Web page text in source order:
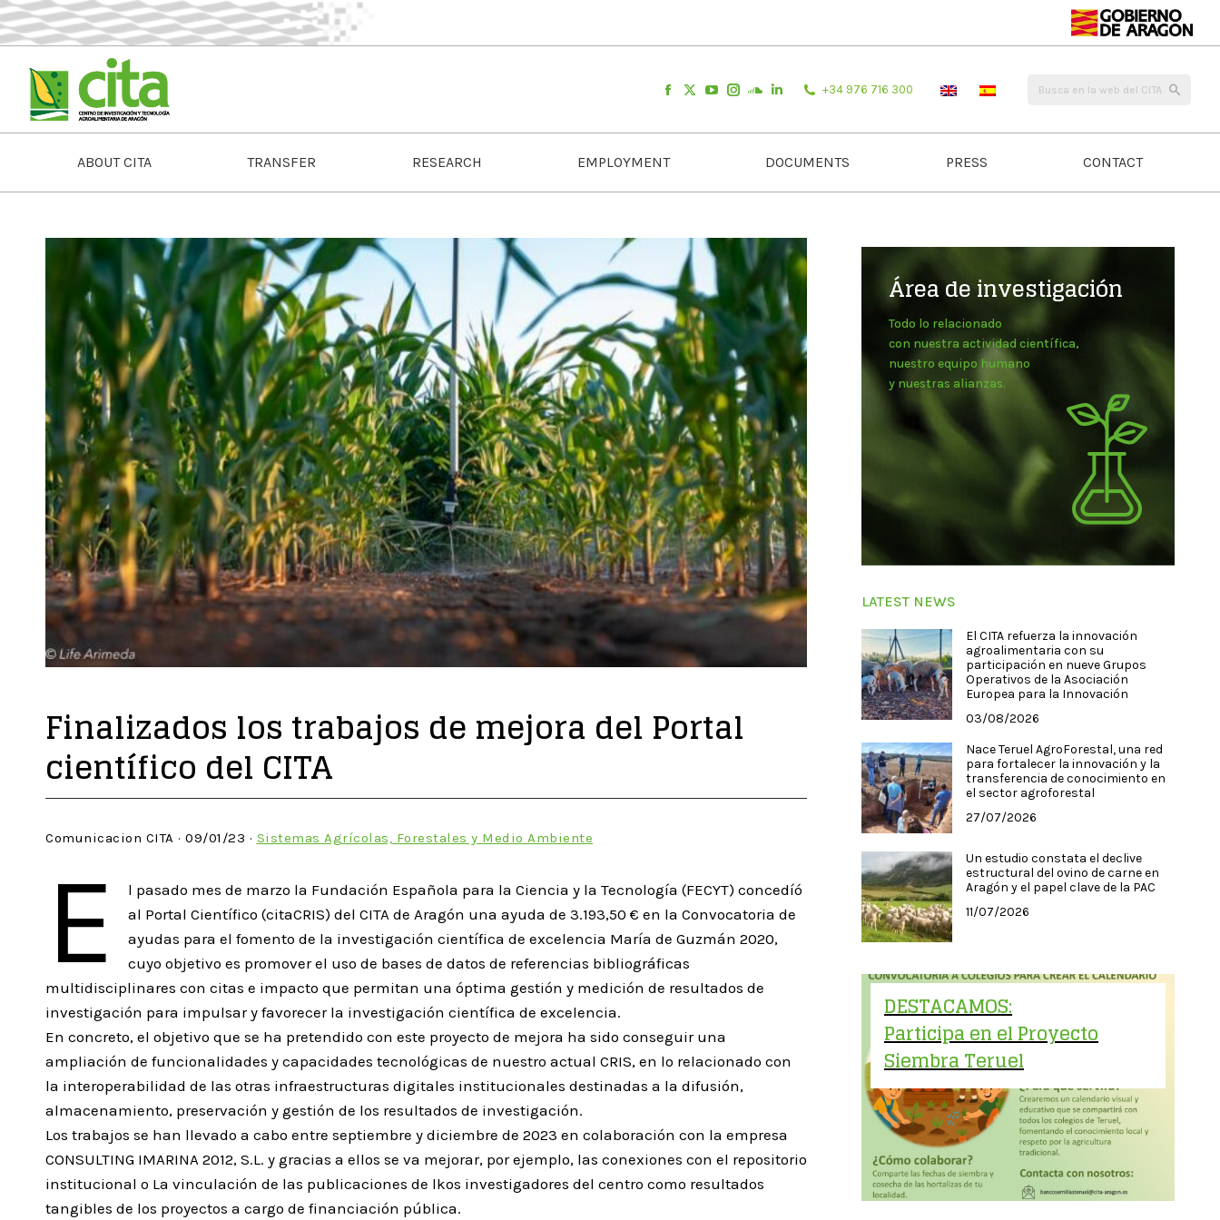
+34 976 716 300
ABOUT CITA TRANSFER RESEARCH EMPLOYMENT DOCUMENTS PRESS CONTACT
Finalizados los trabajos de mejora del Portal
científico del CITA
Comunicacion CITA · 09/01/23 · Sistemas Agrícolas, Forestales y Medio Ambiente
E
l pasado mes de marzo la Fundación Española para la Ciencia y la Tecnología (FECYT) concedíó
al Portal Científico (citaCRIS) del CITA de Aragón una ayuda de 3.193,50 € en la Convocatoria de
ayudas para el fomento de la investigación científica de excelencia María de Guzmán 2020,
cuyo objetivo es promover el uso de bases de datos de referencias bibliográficas
multidisciplinares con citas e impacto que permitan una óptima gestión y medición de resultados de
investigación para impulsar y favorecer la investigación científica de excelencia.
En concreto, el objetivo que se ha pretendido con este proyecto de mejora ha sido conseguir una
ampliación de funcionalidades y capacidades tecnológicas de nuestro actual CRIS, en lo relacionado con
la interoperabilidad de las otras infraestructuras digitales institucionales destinadas a la difusión,
almacenamiento, preservación y gestión de los resultados de investigación.
Los trabajos se han llevado a cabo entre septiembre y diciembre de 2023 en colaboración con la empresa
CONSULTING IMARINA 2012, S.L. y gracias a ellos se va mejorar, por ejemplo, las conexiones con el repositorio
institucional o La vinculación de las publicaciones de lkos investigadores del centro como resultados
tangibles de los proyectos a cargo de financiación pública.
Área de investigación
Todo lo relacionado
con nuestra actividad científica,
nuestro equipo humano
y nuestras alianzas.
LATEST NEWS
El CITA refuerza la innovación
agroalimentaria con su
participación en nueve Grupos
Operativos de la Asociación
Europea para la Innovación
03/08/2026
Nace Teruel AgroForestal, una red
para fortalecer la innovación y la
transferencia de conocimiento en
el sector agroforestal
27/07/2026
Un estudio constata el declive
estructural del ovino de carne en
Aragón y el papel clave de la PAC
11/07/2026
DESTACAMOS:
Participa en el Proyecto
Siembra Teruel